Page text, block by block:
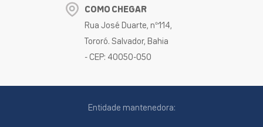
COMO CHEGAR
Rua José Duarte, nº114,
Tororó. Salvador, Bahia
- CEP: 40050-050
Entidade mantenedora: